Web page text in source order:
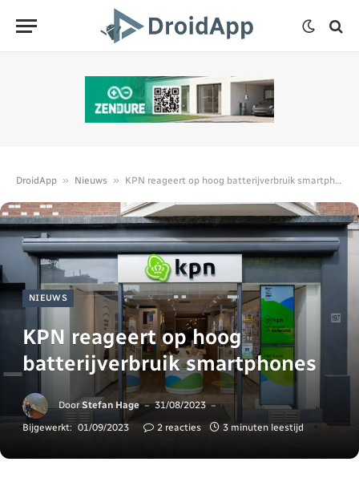
DroidApp » Nieuws » KPN reageert op hoog batterijverbruik smartphones
NIEUWS
KPN reageert op hoog
batterijverbruik smartphones
Door Stefan Hage
31/08/2023
Bijgewerkt: 01/09/2023 2 reacties 3 minuten leestijd